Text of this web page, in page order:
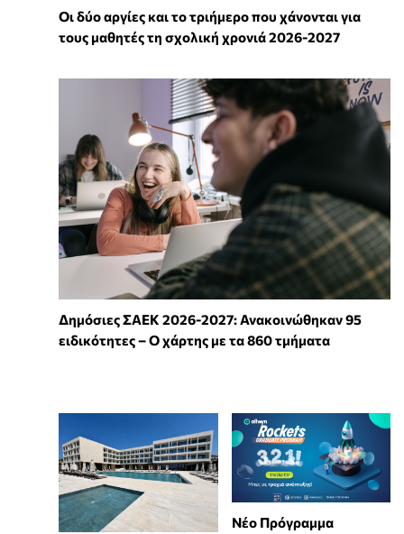
Οι δύο αργίες και το τριήμερο που χάνονται για
τους μαθητές τη σχολική χρονιά 2026-2027
Δημόσιες ΣΑΕΚ 2026-2027: Ανακοινώθηκαν 95
ειδικότητες – Ο χάρτης με τα 860 τμήματα
Νέο Πρόγραμμα